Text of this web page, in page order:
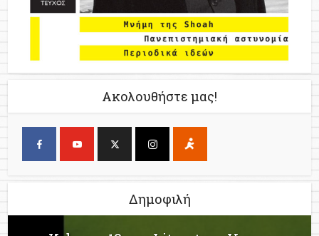
Ακολουθήστε μας!
Δημοφιλή